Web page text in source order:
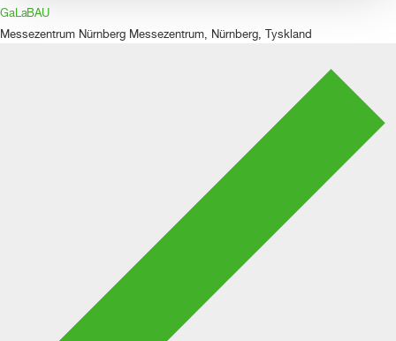
GaLaBAU
Messezentrum Nürnberg Messezentrum, Nürnberg, Tyskland